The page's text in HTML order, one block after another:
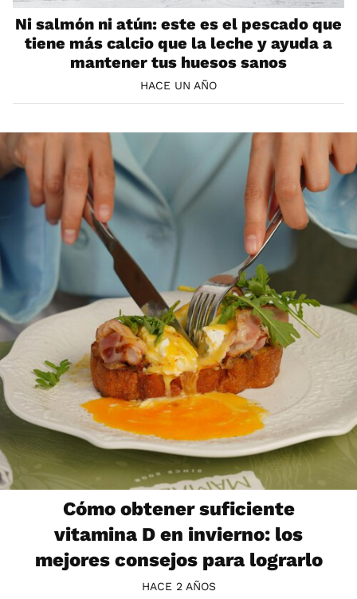
Ni salmón ni atún: este es el pescado que
tiene más calcio que la leche y ayuda a
mantener tus huesos sanos
HACE UN AÑO
Cómo obtener suficiente
vitamina D en invierno: los
mejores consejos para lograrlo
HACE 2 AÑOS